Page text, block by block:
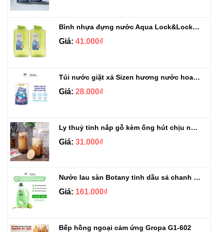
Bình nhựa đựng nước Aqua Lock&Lock 2.1L
Giá: 41.000₫
Túi nước giặt xả Sizen hương nước hoa 500 ml
Giá: 28.000₫
Ly thuỷ tinh nắp gỗ kèm ống hút chịu nhiệt 500ml
Giá: 31.000₫
Nước lau sàn Botany tinh dầu sả chanh chai 3.9kg
Giá: 161.000₫
Bếp hồng ngoại cảm ứng Gropa G1-602